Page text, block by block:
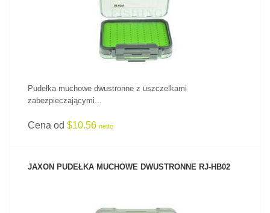
Pudełka muchowe dwustronne z uszczelkami
zabezpieczającymi...
Cena od $10.56 netto
JAXON PUDEŁKA MUCHOWE DWUSTRONNE RJ-HB02